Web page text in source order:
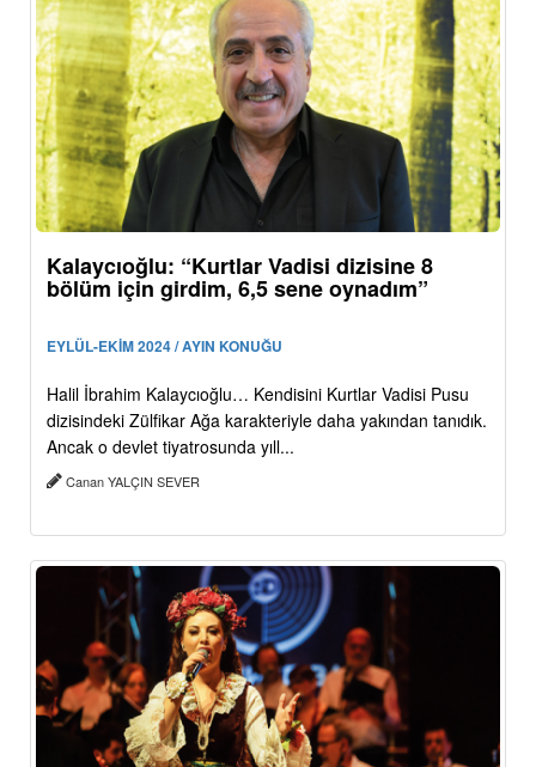
Kalaycıoğlu: “Kurtlar Vadisi dizisine 8
bölüm için girdim, 6,5 sene oynadım”
EYLÜL-EKİM 2024 / AYIN KONUĞU
Halil İbrahim Kalaycıoğlu… Kendisini Kurtlar Vadisi Pusu
dizisindeki Zülfikar Ağa karakteriyle daha yakından tanıdık.
Ancak o devlet tiyatrosunda yıll...
Canan YALÇIN SEVER